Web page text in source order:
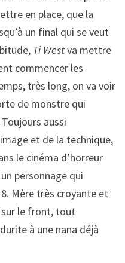
en place, que la
un final qui se veut
Ti Westva mettre
commencer les
très long, on va voir
de monstre qui
aussi
et de la technique,
le cinéma d’horreur
personnage qui
Mère très croyante et
sur le front, tout
à une nana déjà